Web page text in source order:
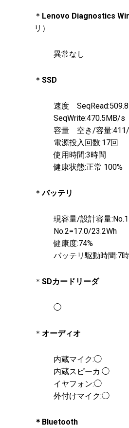
＊ Lenovo Diagnostics
リ）
異常なし
＊ SSD
速度
SeqWrite:470.5MB/s
容量 空き/容量:411/
電源投入回数:17回
使用時間:3時間
健康状態:正常 100%
＊バッテリ
現容量/設計容量
No.2=17.0/23.2Wh
健康度:74%
バッテリ駆動時間:7
＊ SDカードリーダ
◯
＊ オーディオ
内蔵マイク:◯
内蔵スピーカ:◯
イヤフォン:◯
外付けマイク:◯
＊Bluetooth